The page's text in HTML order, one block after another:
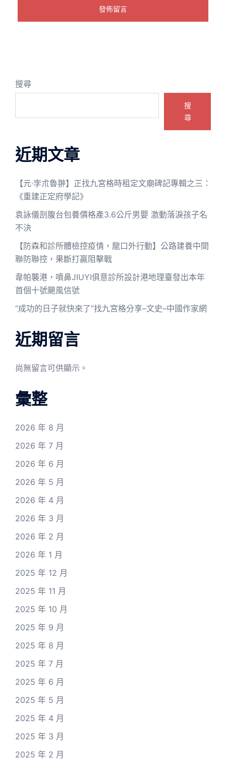
搜尋
搜
尋
近期文章
【元·孛朮魯翀】正找九宮格時租定文廟碑記專輯之三：
《重建正定府學記》
袁詠儀剖腹台包養價格產3.6公斤男嬰 激動落淚孩子名
不決
【防森和診所體檢控疫情，龍口外行動】公路建養中間
聯防聯控，果斷打贏阻擊戰
韋帕襲港，噴鼻JIUYI俱意診所設計港地理臺發出本年
首個十號颶風信號
“成功的日子就快來了”找九宮格分享–文史–中國作家網
近期留言
尚無留言可供顯示。
彙整
2026 年 8 月
2026 年 7 月
2026 年 6 月
2026 年 5 月
2026 年 4 月
2026 年 3 月
2026 年 2 月
2026 年 1 月
2025 年 12 月
2025 年 11 月
2025 年 10 月
2025 年 9 月
2025 年 8 月
2025 年 7 月
2025 年 6 月
2025 年 5 月
2025 年 4 月
2025 年 3 月
2025 年 2 月